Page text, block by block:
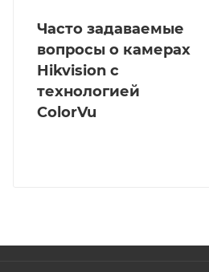
Часто задаваемые
вопросы о камерах
Hikvision с
технологией
ColorVu